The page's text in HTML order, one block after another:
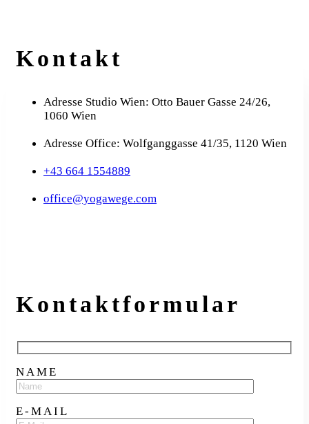
Kontakt
Adresse Studio Wien: Otto Bauer Gasse 24/26,
1060 Wien
Adresse Office: Wolfganggasse 41/35, 1120 Wien
+43 664 1554889
office@yogawege.com
Kontakt­formular
NAME
E-MAIL